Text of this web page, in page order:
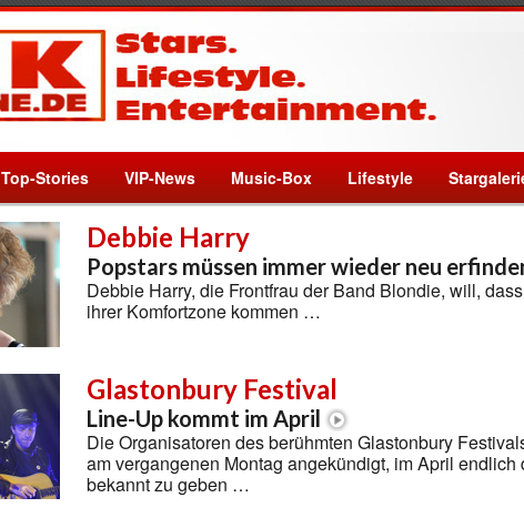
Top-Stories VIP-News Music-Box Lifestyle
Debbie Harry
Popstars müssen immer wieder neu
Debbie Harry, die Frontfrau der Band Blondie, will,
ihrer Komfortzone kommen …
Glastonbury Festival
Line-Up kommt im April
Die Organisatoren des berühmten Glastonbury
am vergangenen Montag angekündigt, im April endlich
bekannt zu geben …